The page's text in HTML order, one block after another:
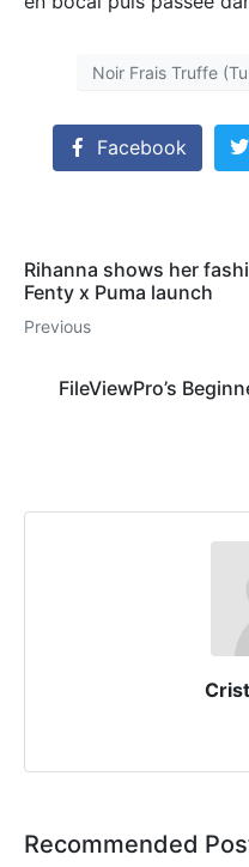
Noir Frais Truffe
Facebook
Rihanna shows her
Fenty x Puma launch
Previous
FileViewPro’s
Recommended